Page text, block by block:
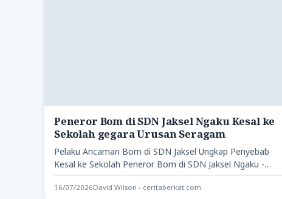
Peneror Bom di SDN Jaksel Ngaku Kesal ke
Sekolah gegara Urusan Seragam
Pelaku Ancaman Bom di SDN Jaksel Ungkap Penyebab
Kesal ke Sekolah Peneror Bom di SDN Jaksel Ngaku -…
16/07/2026David Wilson - ceritaberkat.com